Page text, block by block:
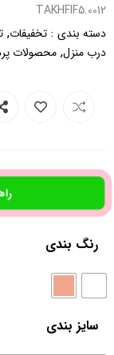
0012.TAKHFIF5
دسته بندی : تخفیفات,
درب منزل, محصولات
رنگ بندی
سایز بندی